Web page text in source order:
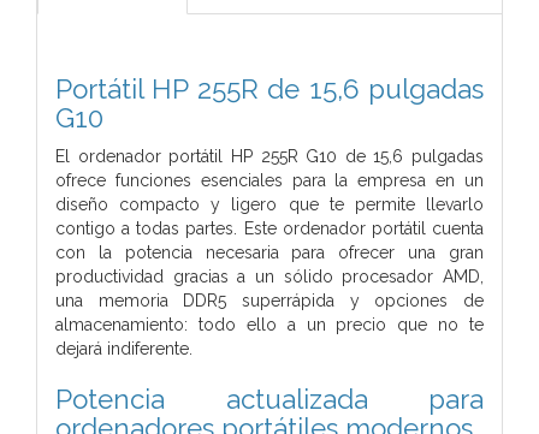
Portátil HP 255R de 15,6 pulgadas
G10
El ordenador portátil HP 255R G10 de 15,6 pulgadas
ofrece funciones esenciales para la empresa en un
diseño compacto y ligero que te permite llevarlo
contigo a todas partes. Este ordenador portátil cuenta
con la potencia necesaria para ofrecer una gran
productividad gracias a un sólido procesador AMD,
una memoria DDR5 superrápida y opciones de
almacenamiento: todo ello a un precio que no te
dejará indiferente.
Potencia actualizada para
ordenadores portátiles modernos